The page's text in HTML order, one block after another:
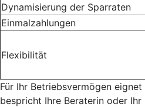
Dynamisierung der Sparraten
Einmalzahlungen
Flexibilität
Für Ihr Betriebsvermögen
bespricht Ihre Beraterin oder